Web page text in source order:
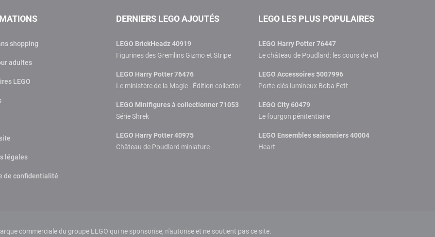
shopping
adultes
LEGO
légales
de confidentialité
DERNIERS LEGO AJOUTÉS
LEGO BrickHeadz 40919
Figurines des Gremlins Gizmo et Stripe
LEGO Harry Potter 76476
Le ministère de la Magie - Édition collector
LEGO Minifigures à collectionner 71053
Série Shrek
LEGO Harry Potter 40975
Château de Poudlard miniature
LEGO LES PLUS POPULAIRES
LEGO Harry Potter 76447
Le château de Poudlard: les cours de vol
LEGO Accessoires 5007996
Porte-clés lumineux Boba Fett
LEGO City 60479
Le fourgon pénitentiaire
LEGO Ensembles saisonniers 40004
Heart
commerciale du groupe LEGO qui ne sponsorise, n'autorise et ne soutient pas ce site.